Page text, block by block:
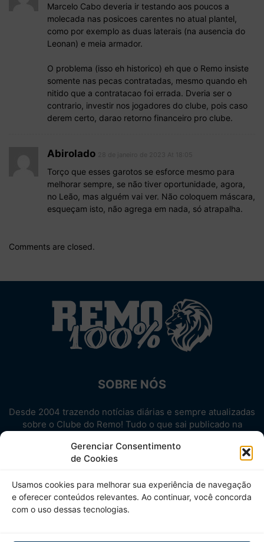
Gerenciar Consentimento
de Cookies
Usamos cookies para melhorar sua experiência de navegação
e oferecer conteúdos relevantes. Ao continuar, você concorda
com o uso dessas tecnologias.
Marcelo Cabo deveria ir testando aos poucos a
molecada nas posicoes carentes no atual plantel,
como por exemplo as duas laterais (na ausencia do
Leonan) e meia armador.
O problema (isso eh historico) eh que o Remo insiste
somente nas pecas contratadas, mesmo quando eh
nitido que a contratacao foi errada. Dveria ser o
contrario, investir nos jogadores do clube, pois caso
derem certo, darao retorno financeiro pro clube.
Abirolado
Torço que esses garotos se esforce mesmo para
melhorar sempre, se não tiver oportunidade, agora,
no Leão, mas alguém vai ver. Não coloquem máscara,
esqueçam isto, não agrega em nada, só atrapalha.
Comments are closed.
SOBRE NÓS
Desde 2004 trazendo notícias diárias e sempre atualizadas
sobre o Clube do Remo! Tudo o que sai publicado na
Aproveite! Site não-oficial.
SIGA-NOS